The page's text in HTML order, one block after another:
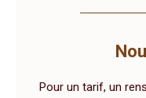
Pour un tarif, un